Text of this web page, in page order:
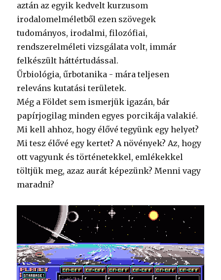
aztán az egyik kedvelt kurzusom
irodalomelméletből ezen szövegek
tudományos, irodalmi, filozófiai,
rendszerelméleti vizsgálata volt, immár
felkészült háttértudással.
Űrbiológia, űrbotanika - mára teljesen
releváns kutatási területek.
Még a Földet sem ismerjük igazán, bár
papírjogilag minden egyes porcikája valakié.
Mi kell ahhoz, hogy élővé tegyünk egy helyet?
Mi tesz élővé egy kertet? A növények? Az, hogy
ott vagyunk és történetekkel, emlékekkel
töltjük meg, azaz aurát képezünk? Menni vagy
maradni?